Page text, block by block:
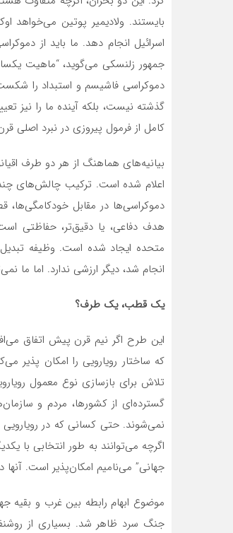
بایستند. ولادیمیر پوتین می‌خواهد
اسرائیل انجام دهد. ما باید از
جمهور زلنسکی می‌گوید، “ماهیت
دموکراسی فاشیسم و استبداد را
گذشته نیست، بلکه آینده ما را نیز
کامل از فرمول پیروزی در نبرد اصلی
بیانیه‌های هماهنگ از هر دو طرف
اعلام شده است. ترکیب چالش‌های
دموکراسی‌ها در مقابل
هدف دفاعی، یا دقیق‌تر، حفاظتی
انجام شد، دیگر ارزشی ندارد. اما ما
یک قطب، یک طرف؟
این طرح اگر نیم قرن پیش اتفاق
که ساختار رویارویی را امکان
تلاش برای بازسازی نوع معمول
گسترده‌ای از کشورها، مردم و
نمی‌شوند. حتی کسانی که در
اگرچه می‌توانند به طور انتخابی با
جهانی” می‌نامیم امکان‌پذیر است.
موضوع ابهام رابطه بین غرب و بقیه
جنگ سرد ظاهر شد. بسیاری از